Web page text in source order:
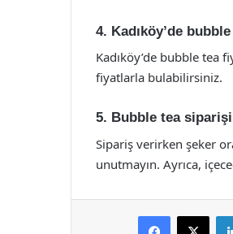
4. Kadıköy’de
Kadıköy’de bubble tea
fiyatlarla bulabilirsiniz.
5. Bubble tea
Sipariş verirken şeker
unutmayın. Ayrıca,
Facebook
X